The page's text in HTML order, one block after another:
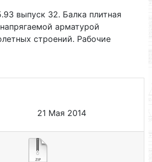
выпуск 32. Балка плитная
арматурой
строений. Рабочие
21 Мая 2014